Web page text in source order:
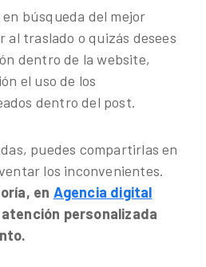
búsqueda del mejor
al traslado o quizás desees
dentro de la website,
el uso de los
dentro del post.
puedes compartirlas en
los inconvenientes.
en Agencia digital
personalizada